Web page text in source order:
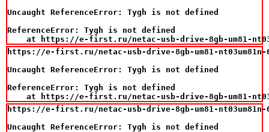
Uncaught ReferenceError: Tygh is not defined
ReferenceError: Tygh is not defined
at https://e-first.ru/netac-usb-drive-8gb-um81-
https://e-first.ru/netac-usb-drive-8gb-um81-nt03um81n-
Uncaught ReferenceError: Tygh is not defined
ReferenceError: Tygh is not defined
at https://e-first.ru/netac-usb-drive-8gb-um81-
https://e-first.ru/netac-usb-drive-8gb-um81-nt03um81n-
Uncaught ReferenceError: Tygh is not defined